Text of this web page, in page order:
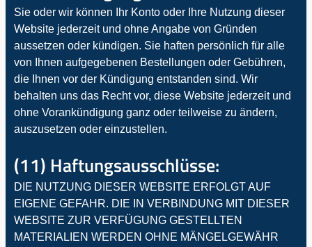
Sie oder wir können Ihr Konto oder Ihre Nutzung dieser
Website jederzeit und ohne Angabe von Gründen
aussetzen oder kündigen. Sie haften persönlich für alle
von Ihnen aufgegebenen Bestellungen oder Gebühren,
die Ihnen vor der Kündigung entstanden sind. Wir
behalten uns das Recht vor, diese Website jederzeit und
ohne Vorankündigung ganz oder teilweise zu ändern,
auszusetzen oder einzustellen.
(11) Haftungsausschlüsse:
DIE NUTZUNG DIESER WEBSITE ERFOLGT AUF
EIGENE GEFAHR. DIE IN VERBINDUNG MIT DIESER
WEBSITE ZUR VERFÜGUNG GESTELLTEN
MATERIALIEN WERDEN OHNE MÄNGELGEWÄHR